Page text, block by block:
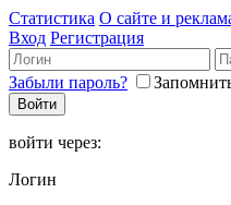
Статистика О сайте и
Вход Регистрация
Забыли пароль?
войти через:
Логин